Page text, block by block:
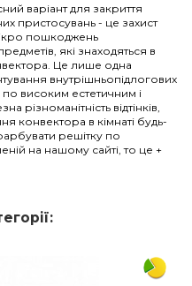
варіант для закриття
пристосувань - це захист
пошкоджень
які знаходяться в
Це лише одна
внутрішньопідлогових
по високим естетичним і
відтінків,
конвектора в кімнаті будь-
решітку по
на нашому сайті, то це +